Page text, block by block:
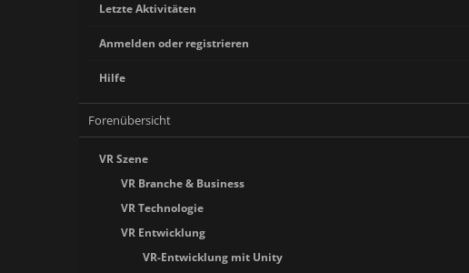
Letzte Aktivitäten
Anmelden oder registrieren
Hilfe
Forenübersicht
VR Szene
VR Branche & Business
VR Technologie
VR Entwicklung
VR-Entwicklung mit Unity